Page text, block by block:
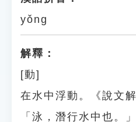
yǒng
解釋：
[動]
在水中浮動。《說文
「泳，潛行水中也。